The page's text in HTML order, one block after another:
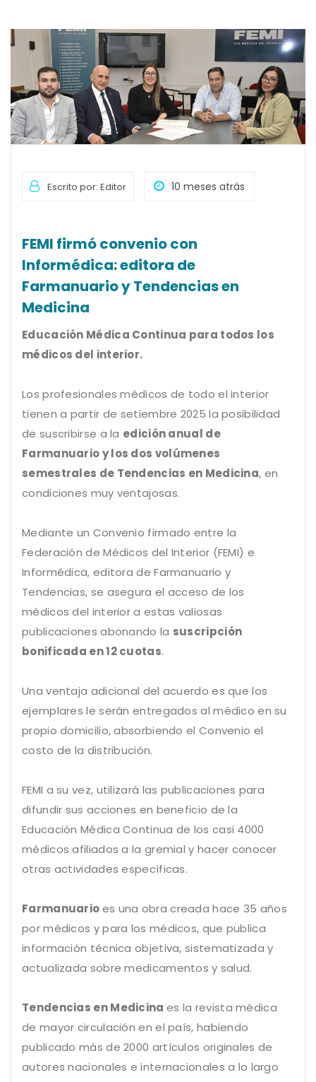
Escrito por: Editor 10 meses atrás
FEMI firmó convenio con
Informédica: editora de
Farmanuario y Tendencias en
Medicina
Educación Médica Continua para todos los
médicos del interior.
Los profesionales médicos de todo el interior
tienen a partir de setiembre 2025 la posibilidad
de suscribirse a la edición anual de
Farmanuario y los dos volúmenes
semestrales de Tendencias en Medicina, en
condiciones muy ventajosas.
Mediante un Convenio firmado entre la
Federación de Médicos del Interior (FEMI) e
Informédica, editora de Farmanuario y
Tendencias, se asegura el acceso de los
médicos del interior a estas valiosas
publicaciones abonando la suscripción
bonificada en 12 cuotas.
Una ventaja adicional del acuerdo es que los
ejemplares le serán entregados al médico en su
propio domicilio, absorbiendo el Convenio el
costo de la distribución.
FEMI a su vez, utilizará las publicaciones para
difundir sus acciones en beneficio de la
Educación Médica Continua de los casi 4000
médicos afiliados a la gremial y hacer conocer
otras actividades específicas.
Farmanuarioes una obra creada hace 35 años
por médicos y para los médicos, que publica
información técnica objetiva, sistematizada y
actualizada sobre medicamentos y salud.
Tendencias en Medicina es la revista médica
de mayor circulación en el país, habiendo
publicado más de 2000 artículos originales de
autores nacionales e internacionales a lo largo